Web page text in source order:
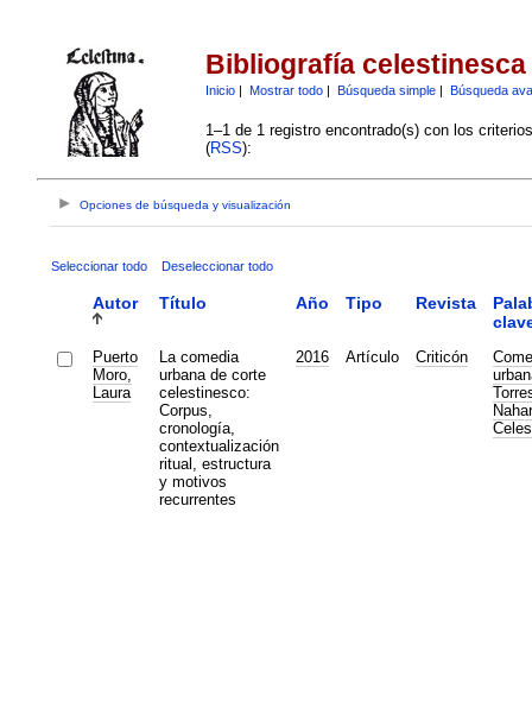
Bibliografía celestinesca
Inicio| Mostrar todo| Búsqueda simple| Búsqueda
1–1 de 1 registro encontrado(s) con los
(RSS):
Opciones de búsqueda y visualización
Seleccionar todo Deseleccionar todo
Autor Título Año Tipo Revista
Puerto
Moro,
Laura
La comedia
urbana de corte
celestinesco:
Corpus,
cronología,
contextualización
ritual, estructura
y motivos
recurrentes
2016 Artículo Criticón